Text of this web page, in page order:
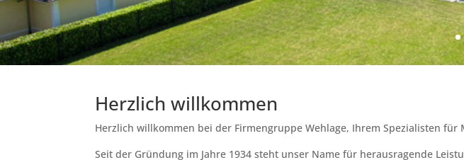
Herzlich willkommen
Herzlich willkommen bei der Firmengruppe Wehlage, Ihrem Spezialisten
Seit der Gründung im Jahre 1934 steht unser Name für herausragende